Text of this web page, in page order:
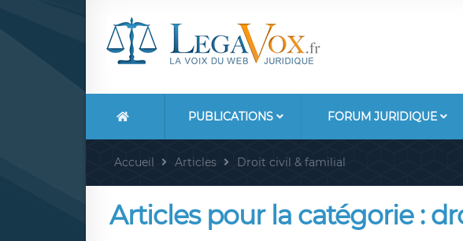
PUBLICATIONS FORUM JURIDIQUE
Accueil Articles Droit civil & familial
Articles pour la catégorie :